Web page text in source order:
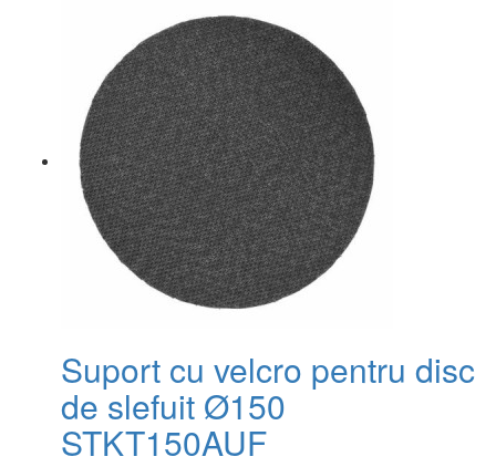
Suport cu velcro pentru disc
de slefuit Ø150
STKT150AUF